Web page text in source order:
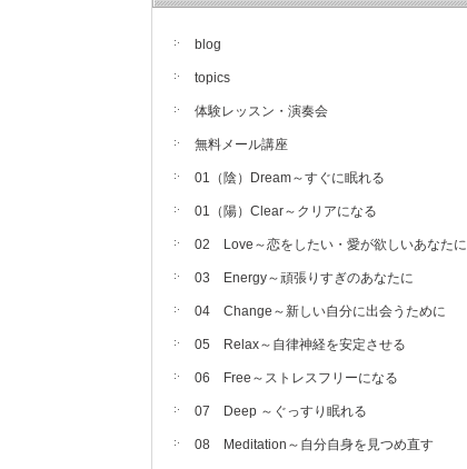
blog
topics
体験レッスン・演奏会
無料メール講座
01（陰）Dream～すぐに眠れる
01（陽）Clear～クリアになる
02 Love～恋をしたい・愛が欲しいあなたに
03 Energy～頑張りすぎのあなたに
04 Change～新しい自分に出会うために
05 Relax～自律神経を安定させる
06 Free～ストレスフリーになる
07 Deep ～ぐっすり眠れる
08 Meditation～自分自身を見つめ直す